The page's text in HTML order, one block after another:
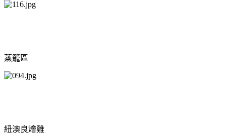
蒸籠區
紐澳良燴雞